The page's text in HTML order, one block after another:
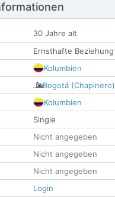
30 Jahre alt
Ernsthafte Beziehung
Kolumbien
Bogotá (Chapinero)
Kolumbien
Single
Nicht angegeben
Nicht angegeben
Nicht angegeben
Login